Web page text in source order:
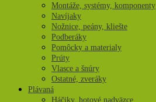
Montáže, systémy, komponenty
Navíjaky
Nožnice, peány, kliešte
Podberáky
Pomôcky a materialy
Prúty
Vlasce a šnúry
Ostatné, zveráky
Plávaná
Háčiky, hotové nadväzce